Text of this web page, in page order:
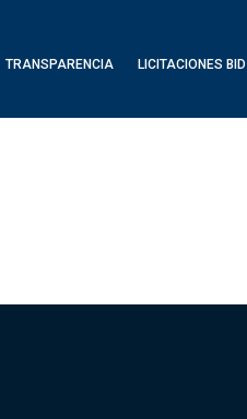
TRANSPARENCIA LICITACIONES BID